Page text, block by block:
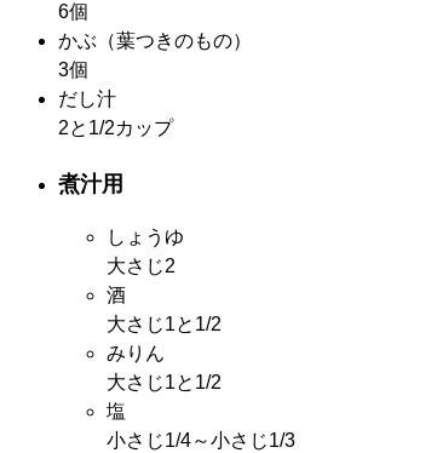
6個
かぶ （葉つきのもの）
3個
だし汁
2と1/2カップ
煮汁用
しょうゆ
大さじ2
酒
大さじ1と1/2
みりん
大さじ1と1/2
塩
小さじ1/4～小さじ1/3